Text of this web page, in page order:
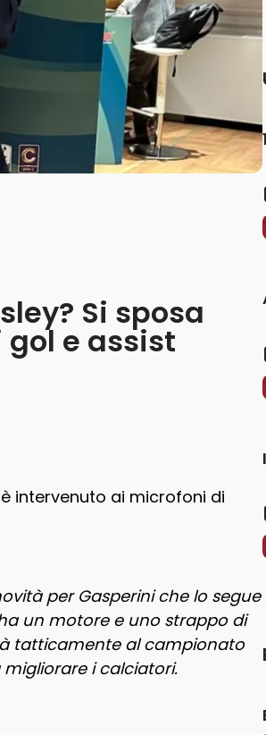
Si sposa
gol e assist
intervenuto ai microfoni di
per Gasperini che lo segue
un motore e uno strappo di
tatticamente al campionato
migliorare i calciatori.